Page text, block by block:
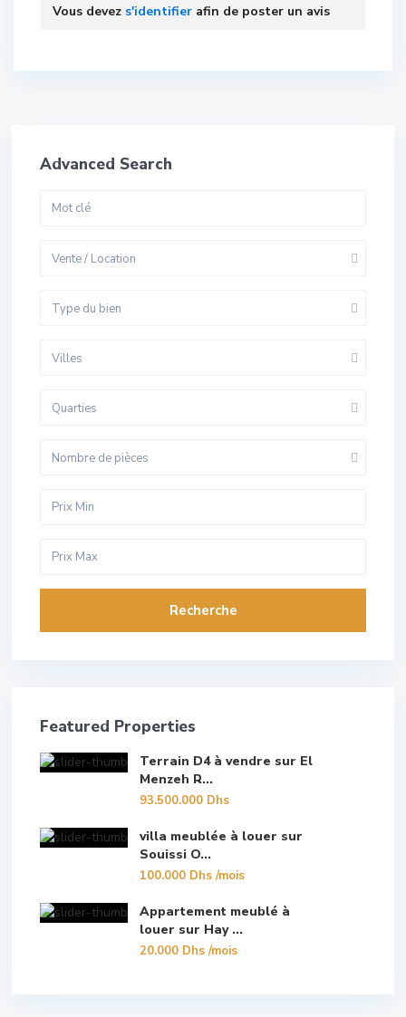
Vous devez s'identifier afin de poster un avis
Advanced Search
Vente / Location
Type du bien
Villes
Quarties
Nombre de pièces
Recherche
Featured Properties
Terrain D4 à vendre sur El
Menzeh R...
93.500.000 Dhs
villa meublée à louer sur
Souissi O...
100.000 Dhs/mois
Appartement meublé à
louer sur Hay ...
20.000 Dhs/mois